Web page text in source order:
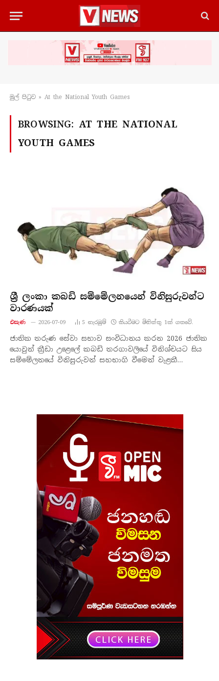
මුල් පිටු​ව » At the National Youth Games
BROWSING: AT THE NATIONAL
YOUTH GAMES
ශ්‍රී ලංකා කබඩි සම්මේලනයෙන් විනිසුරුවන්ට
වාරණයක්
එසැණ 2026-07-09 5 නැරඹු​ම් කියවීමට මිනිත්තු 1ක් ගතවේ.
ජාතික තරුණ සේවා සභාව සංවිධානය කරන 2026 ජාතික
යොවුන් ක්‍රීඩා උළෙලේ කබඩි තරගාවලියේ විනිශ්චයට සිය
සම්මේලනයේ විනිසුරුවන් සහභාගි වීමෙන් වැළකී…